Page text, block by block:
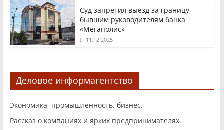
Суд запретил выезд за границу
бывшим руководителям банка
«Мегаполис»
11.12.2025
Деловое информагентство
Экономика, промышленность, бизнес.
Рассказ о компаниях и ярких предпринимателях.